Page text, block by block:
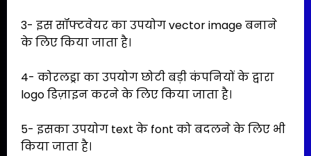
3- इस सॉफ्टवेयर का उपयोग vector image बनाने
के लिए किया जाता है।
4- कोरलड्रा का उपयोग छोटी बड़ी कंपनियों के द्वारा
logo डिज़ाइन करने के लिए किया जाता है।
5- इसका उपयोग text के font को बदलने के लिए भी
किया जाता है।